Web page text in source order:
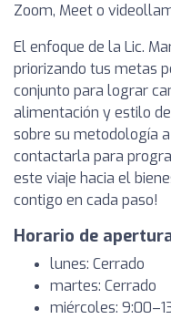
Zoom, Meet o
El enfoque de la Lic.
priorizando tus metas
conjunto para lograr
alimentación y estilo
sobre su metodología
contactarla para
este viaje hacia el
contigo en cada paso!
Horario de
lunes: Cerrado
martes: Cerrado
miércoles: